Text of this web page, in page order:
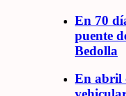
En 70
puente
Bedolla
En abril